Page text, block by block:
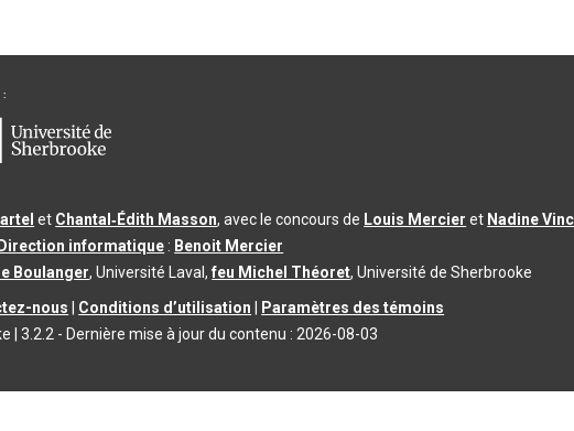
et Chantal‑Édith Masson, avec le concours de Louis Mercier et Nadine
Direction informatique : Benoit Mercier
Boulanger, Université Laval,feu Michel Théoret, Université de Sherbrooke
nous Conditions d’utilisation
Paramètres des témoins
|3.2.2 - Dernière mise à jour du contenu : 2026-08-03